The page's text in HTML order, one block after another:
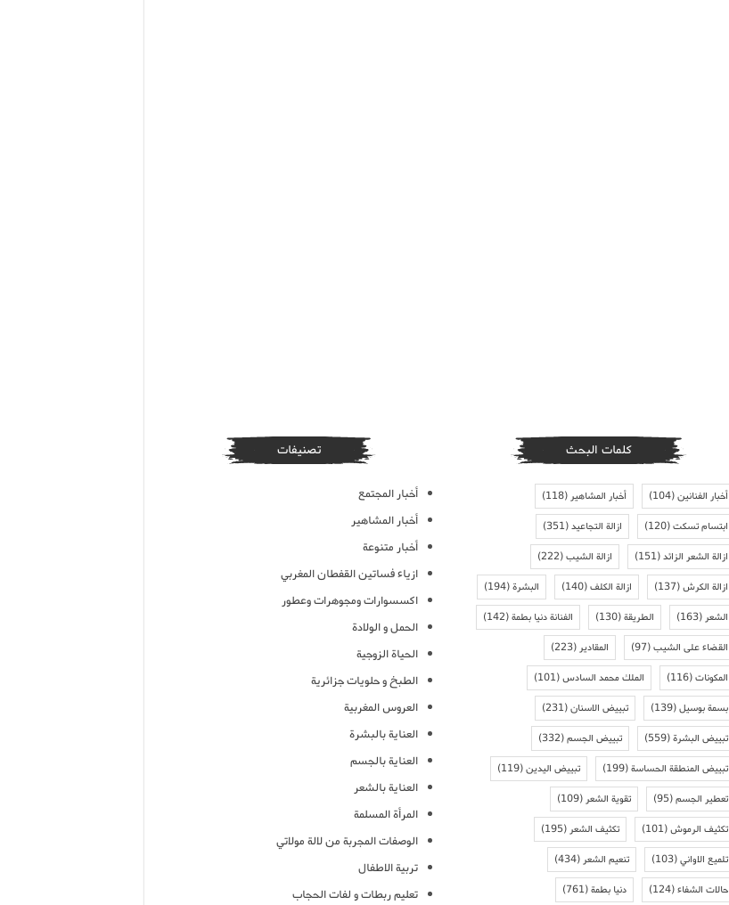
كلمات البحث
أخبار الفنانين(104) أخبار المشاهير(118)
ابتسام تسكت(120) ازالة التجاعيد(351)
ازالة الشعر الزائد(151) ازالة الشيب(222)
ازالة الكرش(137) ازالة الكلف(140) البشرة(194)
الشعر(163) الطريقة(130) الفنانة دنيا بطمة(142)
القضاء على الشيب(97) المقادير(223)
المكونات(116) الملك محمد السادس(101)
بسمة بوسيل(139) تبييض الاسنان(231)
تبييض البشرة(559) تبييض الجسم(332)
تبييض المنطقة الحساسة(199) تبييض اليدين(119)
تعطير الجسم(95) تقوية الشعر(109)
تكثيف الرموش(101) تكثيف الشعر(195)
تلميع الاواني(103) تنعيم الشعر(434)
حالات الشفاء(124) دنيا بطمة(761)
تصنيفات
أخبار المجتمع
أخبار المشاهير
أخبار متنوعة
ازياء فساتين القفطان المغربي
اكسسوارات ومجوهرات وعطور
الحمل و الولادة
الحياة الزوجية
الطبخ و حلويات جزائرية
العروس المغربية
العناية بالبشرة
العناية بالجسم
العناية بالشعر
المرأة المسلمة
الوصفات المجربة من لالة مولاتي
تربية الاطفال
تعليم ربطات و لفات الحجاب